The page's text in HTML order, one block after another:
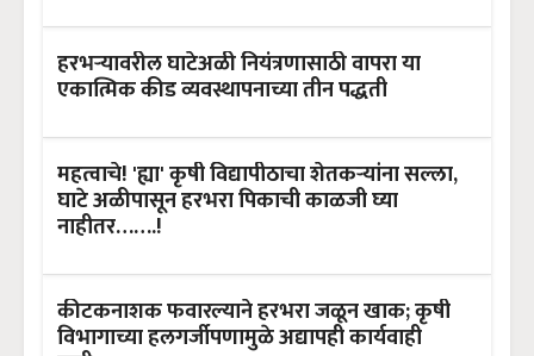
हरभऱ्यावरील घाटेअळी नियंत्रणासाठी वापरा या
एकात्मिक कीड व्यवस्थापनाच्या तीन पद्धती
महत्वाचे! 'ह्या' कृषी विद्यापीठाचा शेतकऱ्यांना सल्ला,
घाटे अळीपासून हरभरा पिकाची काळजी घ्या
नाहीतर…….!
कीटकनाशक फवारल्याने हरभरा जळून खाक; कृषी
विभागाच्या हलगर्जीपणामुळे अद्यापही कार्यवाही